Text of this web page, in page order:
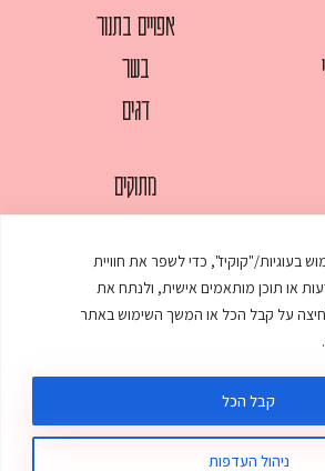
בעוגיות/"קוקיז", כדי לשפר את חוויית
או תוכן מותאמים אישית, ולנתח את
על קבל הכל או המשך השימוש באתר
ניהול העדפות
קבל הכל
אפויים בתנור
בשר
דגים
מתוקים
עוגות
עוף